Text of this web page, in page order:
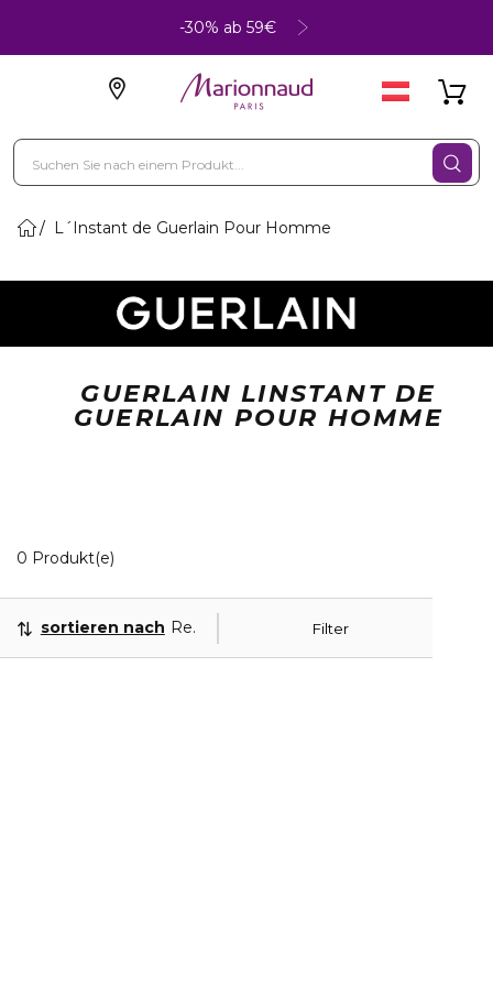
-30% ab 59€
L´Instant de Guerlain Pour Homme
GUERLAIN LINSTANT DE
GUERLAIN POUR HOMME
0 Produkt(e)
Filter
sortieren nach Relevanz